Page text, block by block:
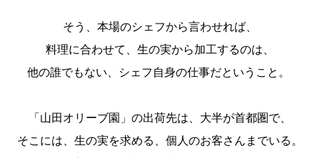
そう、本場のシェフから言わせれば、
料理に合わせて、生の実から加工するのは、
他の誰でもない、シェフ自身の仕事だということ。
「山田オリーブ園」の出荷先は、大半が首都圏で、
そこには、生の実を求める、個人のお客さんまでいる。